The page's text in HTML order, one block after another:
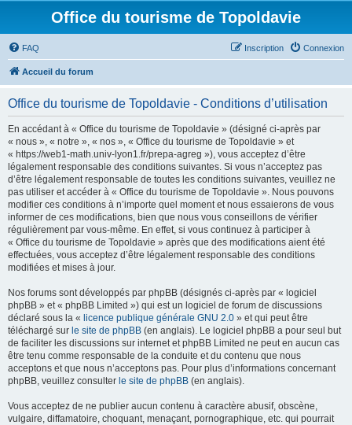
Office du tourisme de Topoldavie
FAQ Connexion
Inscription
Accueil du forum
Office du tourisme de Topoldavie - Conditions d’utilisation
En accédant à « Office du tourisme de Topoldavie » (désigné ci-après par
« nous », « notre », « nos », « Office du tourisme de Topoldavie » et
« https://web1-math.univ-lyon1.fr/prepa-agreg »), vous acceptez d’être
légalement responsable des conditions suivantes. Si vous n’acceptez pas
d’être légalement responsable de toutes les conditions suivantes, veuillez ne
pas utiliser et accéder à « Office du tourisme de Topoldavie ». Nous pouvons
modifier ces conditions à n’importe quel moment et nous essaierons de vous
informer de ces modifications, bien que nous vous conseillons de vérifier
régulièrement par vous-même. En effet, si vous continuez à participer à
« Office du tourisme de Topoldavie » après que des modifications aient été
effectuées, vous acceptez d’être légalement responsable des conditions
modifiées et mises à jour.
Nos forums sont développés par phpBB (désignés ci-après par « logiciel
phpBB » et « phpBB Limited ») qui est un logiciel de forum de discussions
déclaré sous la « licence publique générale GNU 2.0 » et qui peut être
téléchargé sur le site de phpBB (en anglais). Le logiciel phpBB a pour seul but
de faciliter les discussions sur internet et phpBB Limited ne peut en aucun cas
être tenu comme responsable de la conduite et du contenu que nous
acceptons et que nous n’acceptons pas. Pour plus d’informations concernant
phpBB, veuillez consulter le site de phpBB (en anglais).
Vous acceptez de ne publier aucun contenu à caractère abusif, obscène,
vulgaire, diffamatoire, choquant, menaçant, pornographique, etc. qui pourrait